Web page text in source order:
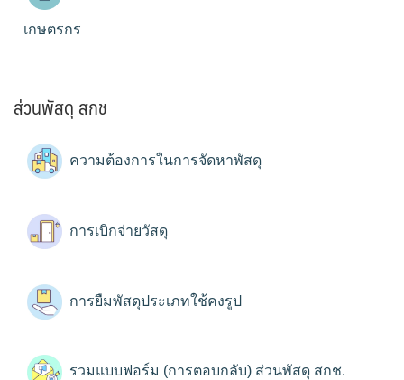
เกษตรกร
ส่วนพัสดุ สกช
ความต้องการในการจัดหาพัสดุ
การเบิกจ่ายวัสดุ
การยืมพัสดุประเภทใช้คงรูป
รวมแบบฟอร์ม (การตอบกลับ) ส่วนพัสดุ สกช.